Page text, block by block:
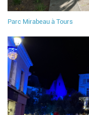
Parc Mirabeau à Tours